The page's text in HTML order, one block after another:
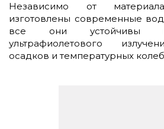
Независимо от
изготовлены современные
все они устойчивы к
ультрафиолетового
осадков и температурных